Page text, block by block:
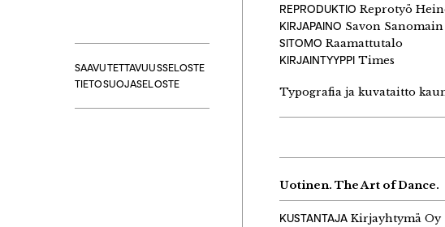
SAAVUTETTAVUUSSELOSTE
TIETOSUOJASELOSTE
REPRODUKTIO Reprotyö
KIRJAPAINO Savon
SITOMO Raamattutalo
KIRJAINTYYPPI Times
Typografia ja kuvataitto
Uotinen. The Art of Dance.
KUSTANTAJA Kirjayhtymä Oy